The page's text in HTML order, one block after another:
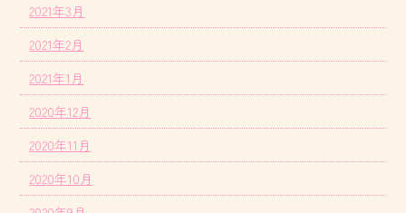
2021年3月
2021年2月
2021年1月
2020年12月
2020年11月
2020年10月